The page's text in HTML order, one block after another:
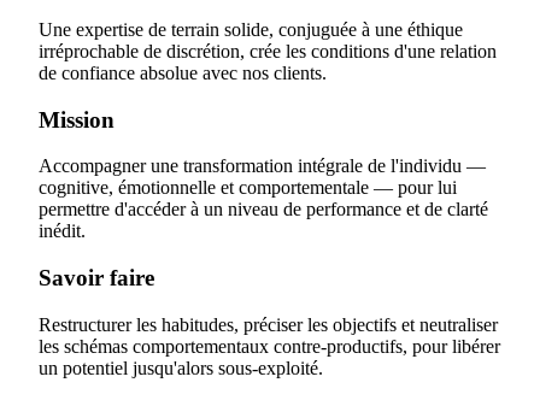
Une expertise de terrain solide, conjuguée à une éthique
irréprochable de discrétion, crée les conditions d'une relation
de confiance absolue avec nos clients.
Mission
Accompagner une transformation intégrale de l'individu —
cognitive, émotionnelle et comportementale — pour lui
permettre d'accéder à un niveau de performance et de clarté
inédit.
Savoir faire
Restructurer les habitudes, préciser les objectifs et neutraliser
les schémas comportementaux contre-productifs, pour libérer
un potentiel jusqu'alors sous-exploité.